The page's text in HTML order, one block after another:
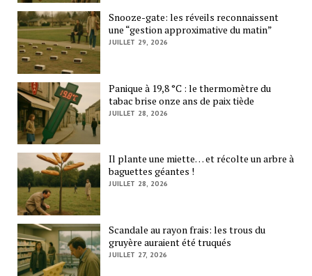
Snooze-gate: les réveils reconnaissent
une “gestion approximative du matin”
JUILLET 29, 2026
Panique à 19,8 °C : le thermomètre du
tabac brise onze ans de paix tiède
JUILLET 28, 2026
Il plante une miette… et récolte un arbre à
baguettes géantes !
JUILLET 28, 2026
Scandale au rayon frais: les trous du
gruyère auraient été truqués
JUILLET 27, 2026